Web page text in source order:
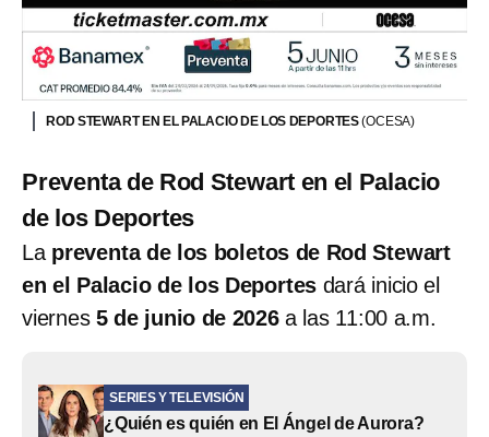
ROD STEWART EN EL PALACIO DE LOS DEPORTES(OCESA)
Preventa de Rod Stewart en el Palacio
de los Deportes
La preventa de los boletos de Rod Stewart
en el Palacio de los Deportes dará inicio el
viernes 5 de junio de 2026a las 11:00 a.m.
SERIES Y TELEVISIÓN
¿Quién es quién en El Ángel de Aurora?